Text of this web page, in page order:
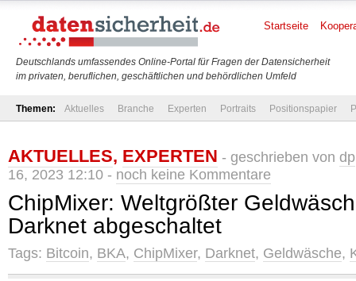
Deutschlands umfassendes Online-Portal für Fragen der Datensicherheit
im privaten, beruflichen, geschäftlichen und behördlichen Umfeld
Startseite
Themen: Aktuelles Branche Experten Portraits Positionspapier
AKTUELLES, EXPERTEN - geschrieben von dp
16, 2023 12:10 - noch keine Kommentare
ChipMixer: Weltgrößter
Darknet abgeschaltet
Tags: Bitcoin, BKA, ChipMixer, Darknet, Geldwäsche,